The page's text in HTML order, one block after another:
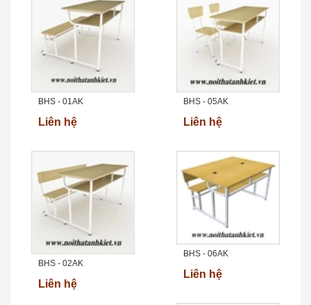
BHS - 01AK
Liên hệ
BHS - 02AK
Liên hệ
BHS - 05AK
Liên hệ
BHS - 06AK
Liên hệ